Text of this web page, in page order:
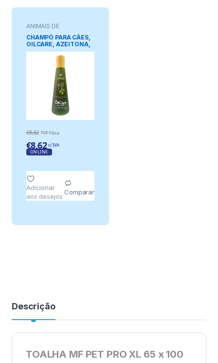
ANIMAIS DE
ESTIMAÇÃO
CHAMPÔ PARA CÃES,
OILCARE, AZEITONA,
300 ml
€8,62 PVP Física
€8,62 c/ IVA
ONLINE
Adicionar
aos desejos
Comparar
Descrição
TOALHA MF PET PRO XL 65 x 100